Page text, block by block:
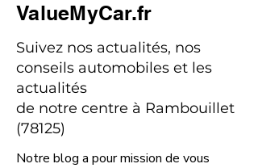
ValueMyCar.fr
Suivez nos actualités, nos
conseils automobiles et les
actualités
de notre centre à Rambouillet
(78125)
Notre blog a pour mission de vous